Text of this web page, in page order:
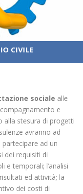
CIVILE
sociale alle
e
alla stesura di progetti
avranno ad
ad un
dei requisiti di
e temporali; l’analisi
ed attività; la
dei costi di